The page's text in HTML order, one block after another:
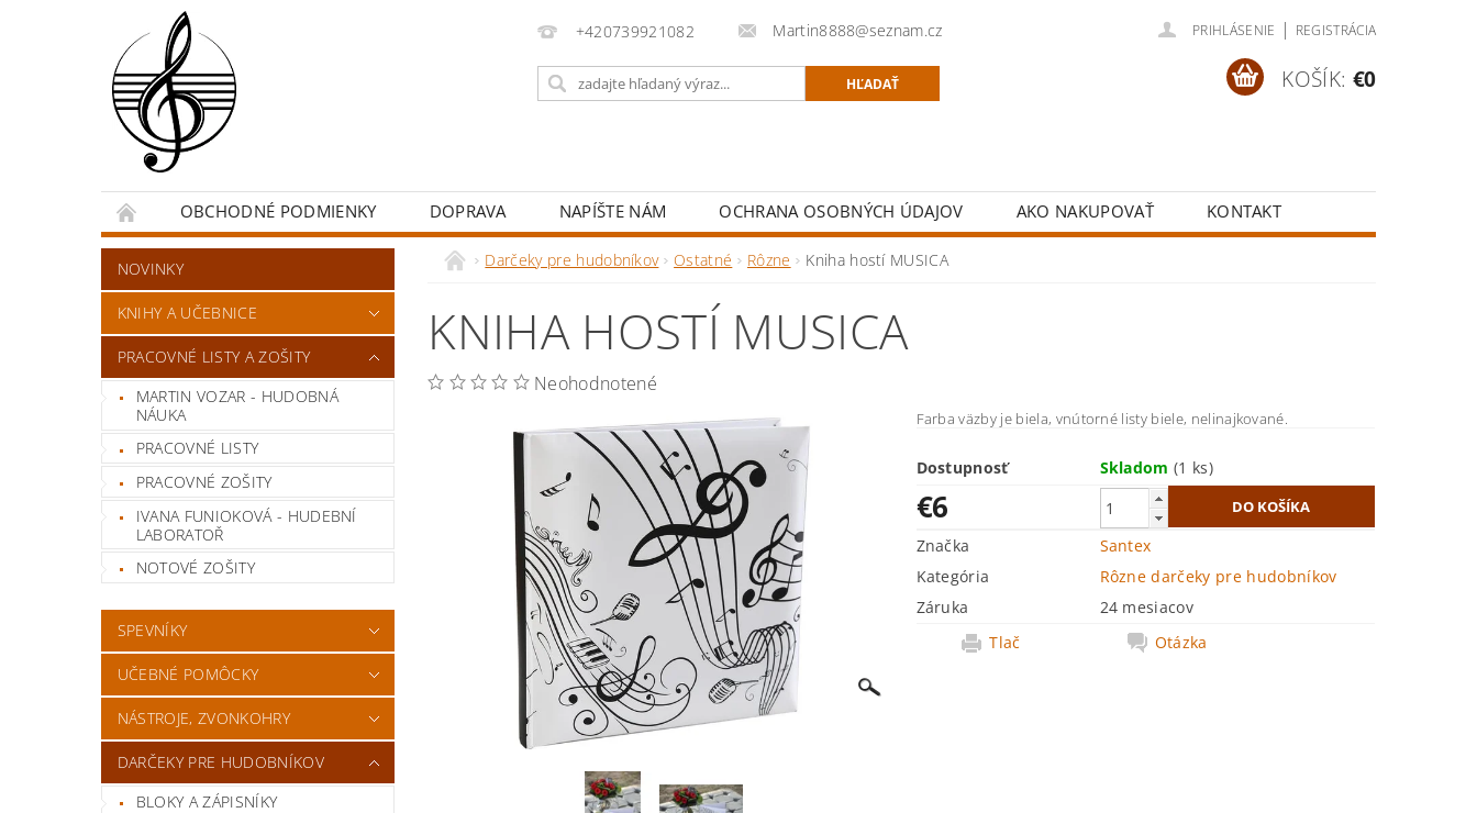
+420739921082 Martin8888@seznam.cz PRIHLÁSENIE | REGISTRÁCIA
KOŠÍK: €0
OBCHODNÉ PODMIENKY DOPRAVA NAPÍŠTE NÁM OCHRANA OSOBNÝCH ÚDAJOV AKO NAKUPOVAŤ KONTAKT
NOVINKY
KNIHY A UČEBNICE
PRACOVNÉ LISTY A ZOŠITY
MARTIN VOZAR - HUDOBNÁ
NÁUKA
PRACOVNÉ LISTY
PRACOVNÉ ZOŠITY
IVANA FUNIOKOVÁ - HUDEBNÍ
LABORATOŘ
NOTOVÉ ZOŠITY
SPEVNÍKY
UČEBNÉ POMÔCKY
NÁSTROJE, ZVONKOHRY
DARČEKY PRE HUDOBNÍKOV
BLOKY A ZÁPISNÍKY
Darčeky pre hudobníkov Ostatné Rôzne Kniha hostí MUSICA
KNIHA HOSTÍ MUSICA
Neohodnotené
Farba väzby je biela, vnútorné listy biele, nelinajkované.
Dostupnosť Skladom(1 ks)
€6
Značka
Santex
Kategória
Rôzne darčeky pre hudobníkov
Záruka
24 mesiacov
Tlač
Otázka